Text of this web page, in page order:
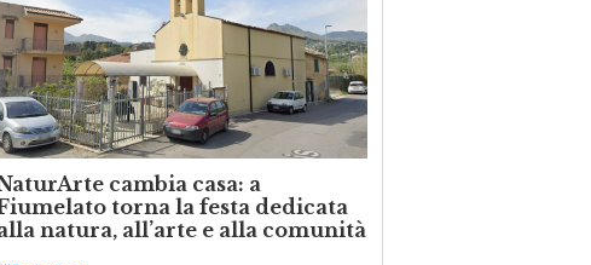
cambia casa: a
torna la festa dedicata
natura, all’arte e alla comunità